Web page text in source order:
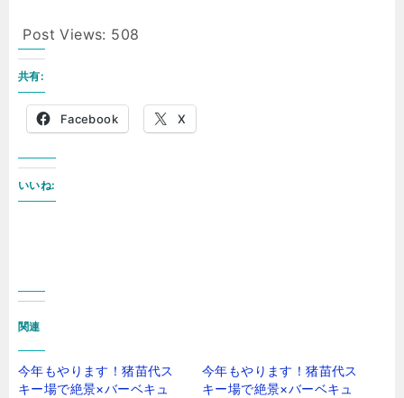
Post Views: 508
共有:
Facebook X
いいね:
関連
今年もやります！猪苗代ス
キー場で絶景×バーベキュ
今年もやります！猪苗代ス
キー場で絶景×バーベキュ